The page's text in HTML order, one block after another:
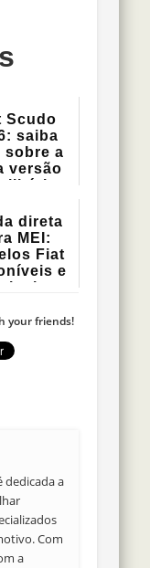
Scudo
saiba
sobre a
versão
direta
MEI:
Fiat
e
your friends!
dedicada a
Com
a